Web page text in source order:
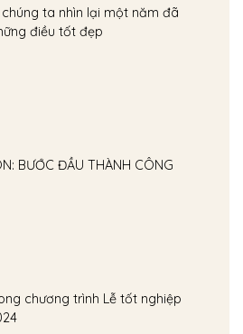
ta nhìn lại một năm đã
điều tốt đẹp
BƯỚC ĐẦU THÀNH CÔNG
chương trình Lễ tốt nghiệp